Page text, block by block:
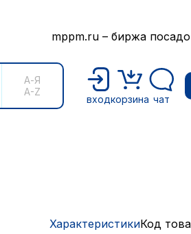
mppm.ru – биржа
А-Я
A-Z
входкорзина чат
ХарактеристикиКод